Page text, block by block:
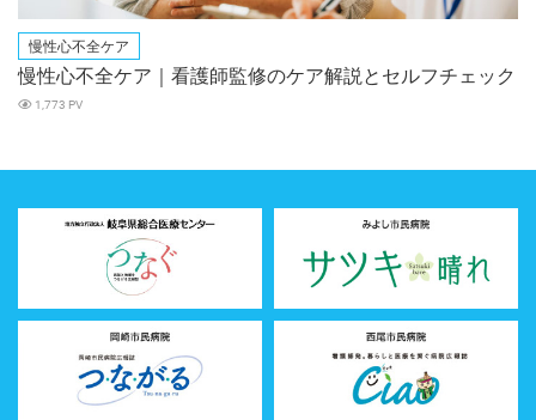
慢性心不全ケア
慢性心不全ケア｜看護師監修のケア解説とセルフチェック
1,773 PV